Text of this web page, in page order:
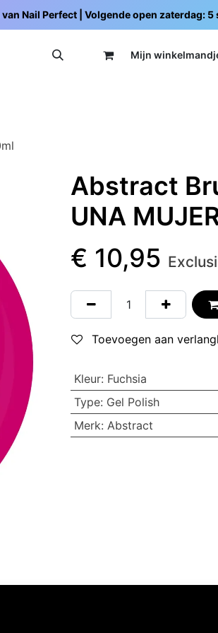
Nail Perfect | Volgende open zaterdag: 5
Mijn wi
Abstract
UNA
€ 10,95
Toevoegen aan
Kleur: Fuchsia
Type: Gel Polish
Merk: Abstract